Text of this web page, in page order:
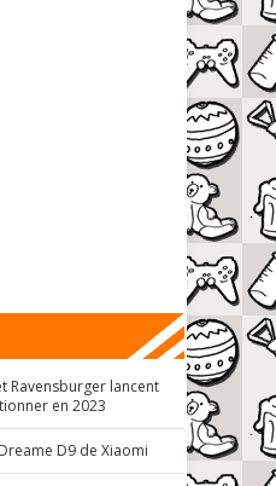
Ravensburger lancent
en 2023
D9 de Xiaomi